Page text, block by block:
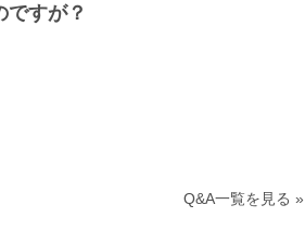
すが？
Q&A一覧を見る »